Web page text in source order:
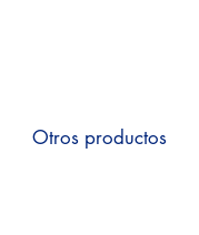
Otros productos